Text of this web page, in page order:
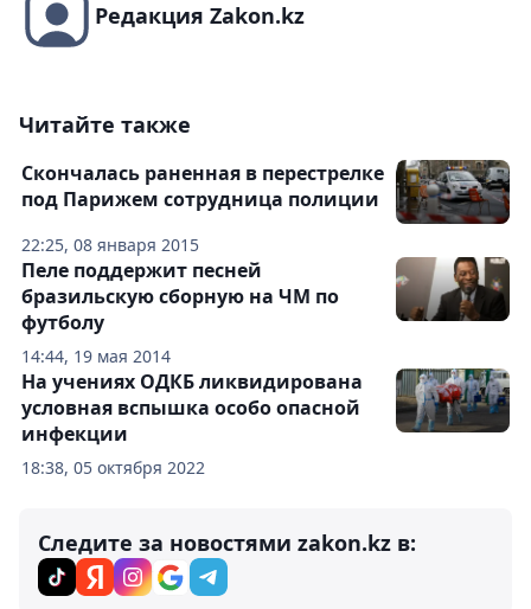
Редакция Zakon.kz
Читайте также
22:25, 08 января 2015
Cкончалась раненная в перестрелке
под Парижем сотрудница полиции
14:44, 19 мая 2014
Пеле поддержит песней
бразильскую сборную на ЧМ по
футболу
18:38, 05 октября 2022
На учениях ОДКБ ликвидирована
условная вспышка особо опасной
инфекции
Следите за новостями zakon.kz в: